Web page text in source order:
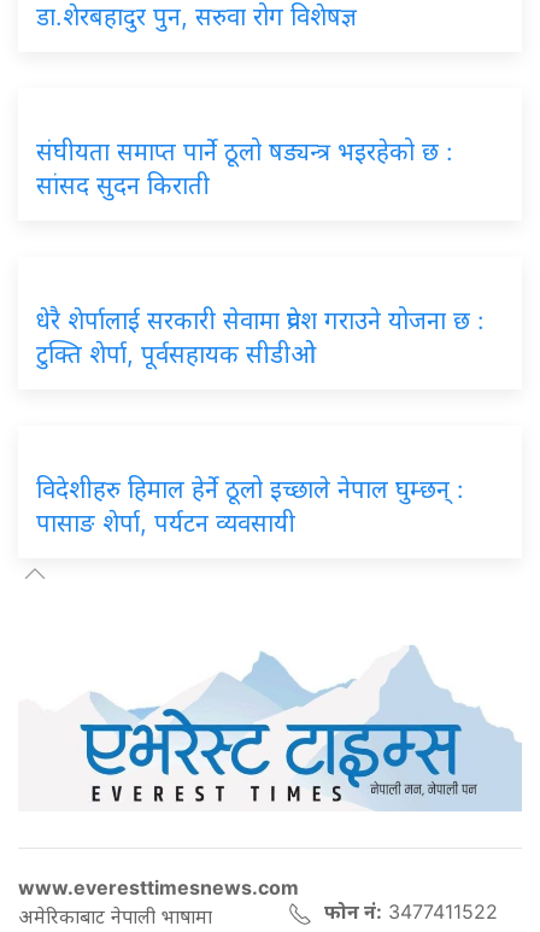
डा.शेरबहादुर पुन, सरुवा रोग विशेषज्ञ
संघीयता समाप्त पार्ने ठूलो षड्यन्त्र भइरहेको छ :
सांसद सुदन किराती
धेरै शेर्पालाई सरकारी सेवामा प्रवेश गराउने योजना छ :
टुक्ति शेर्पा, पूर्वसहायक सीडीओ
विदेशीहरु हिमाल हेर्ने ठूलो इच्छाले नेपाल घुम्छन् :
पासाङ शेर्पा, पर्यटन व्यवसायी
www.everesttimesnews.com
अमेरिकाबाट नेपाली भाषामा
फोन नं: 3477411522